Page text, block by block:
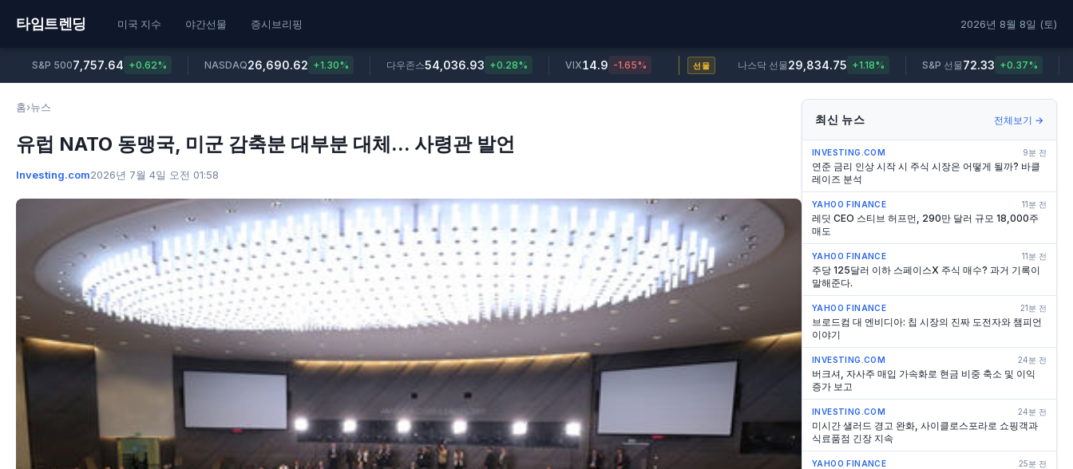
타임트렌딩 미국 지수 야간선물 증시브리핑 2026년 8월 8일 (토)
S&P 5007,757.64 +0.62% NASDAQ26,690.62 +1.30% 다우존스54,036.93 +0.28% VIX14.9 -1.65% 선물 나스닥 선물29,834.75 +1.18% S&P 선물72.33 +0.37%
홈›뉴스
유럽 NATO 동맹국, 미군 감축분 대부분 대체... 사령관 발언
Investing.com2026년 7월 4일 오전 01:58
최신 뉴스 전체보기 →
INVESTING.COM 9분 전
연준 금리 인상 시작 시 주식 시장은 어떻게 될까? 바클
레이즈 분석
YAHOO FINANCE 11분 전
레딧 CEO 스티브 허프먼, 290만 달러 규모 18,000주
매도
YAHOO FINANCE 11분 전
주당 125달러 이하 스페이스X 주식 매수? 과거 기록이
말해준다.
YAHOO FINANCE 21분 전
브로드컴 대 엔비디아: 칩 시장의 진짜 도전자와 챔피언
이야기
INVESTING.COM 24분 전
버크셔, 자사주 매입 가속화로 현금 비중 축소 및 이익
증가 보고
INVESTING.COM 24분 전
미시간 샐러드 경고 완화, 사이클로스포라로 쇼핑객과
식료품점 긴장 지속
YAHOO FINANCE 25분 전